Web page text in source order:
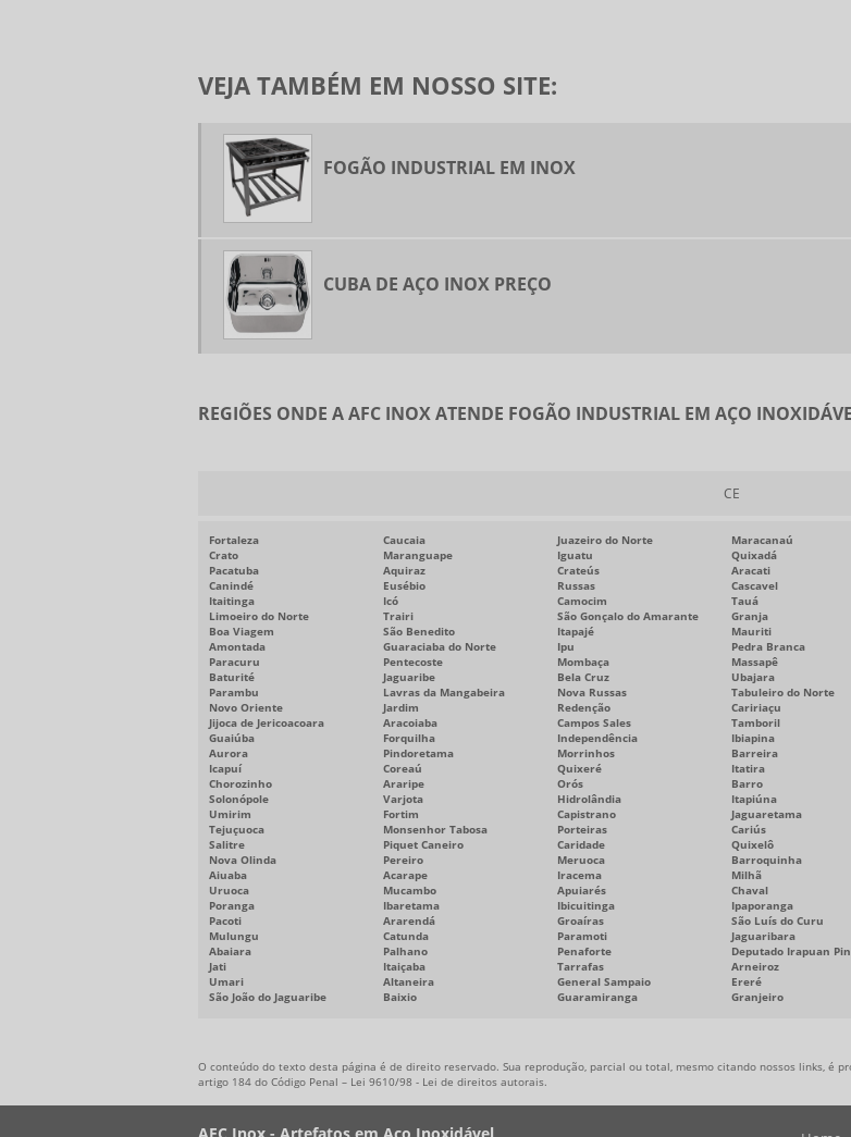
VEJA TAMBÉM EM NOSSO SITE:
FOGÃO INDUSTRIAL EM INOX
CUBA DE AÇO INOX PREÇO
REGIÕES ONDE A AFC INOX ATENDE FOGÃO INDUSTRIAL EM AÇO
CE
Fortaleza Caucaia Juazeiro do Norte Maracanaú
Crato
Maranguape Iguatu Quixadá
Pacatuba
Aquiraz Crateús Aracati
Canindé
Eusébio Russas Cascavel
Itaitinga
Icó Camocim Tauá
Limoeiro do Norte
Trairi São Gonçalo do Amarante Granja
Boa Viagem
São Benedito Itapajé Mauriti
Amontada
Guaraciaba do Norte Ipu Pedra Branca
Paracuru
Pentecoste Mombaça Massapê
Baturité
Jaguaribe Bela Cruz Ubajara
Parambu
Lavras da Mangabeira Nova Russas Tabuleiro do Norte
Novo Oriente
Jardim Redenção Caririaçu
Jijoca de Jericoacoara
Aracoiaba Campos Sales Tamboril
Guaiúba
Forquilha Independência Ibiapina
Aurora
Pindoretama Morrinhos Barreira
Icapuí
Coreaú Quixeré Itatira
Chorozinho
Araripe Orós Barro
Solonópole
Varjota Hidrolândia Itapiúna
Umirim
Fortim Capistrano Jaguaretama
Tejuçuoca
Monsenhor Tabosa Porteiras Cariús
Salitre
Piquet Caneiro Caridade Quixelô
Nova Olinda
Pereiro Meruoca Barroquinha
Aiuaba
Acarape Iracema Milhã
Uruoca
Mucambo Apuiarés Chaval
Poranga
Ibaretama Ibicuitinga Ipaporanga
Pacoti
Ararendá Groaíras São Luís do Curu
Mulungu
Catunda Paramoti Jaguaribara
Abaiara
Palhano Penaforte Deputado Irapuan
Jati
Itaiçaba Tarrafas Arneiroz
Umari
Altaneira General Sampaio Ereré
São João do Jaguaribe
Baixio Guaramiranga Granjeiro
O conteúdo do texto desta página é de direito reservado. Sua reprodução, parcial ou total, mesmo citando nossos links, é
artigo 184 do Código Penal – Lei 9610/98 - Lei de direitos autorais.